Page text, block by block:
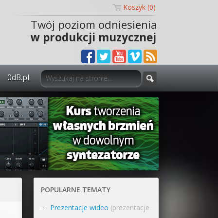
Koszyk (0)
Twój poziom odniesienia
w produkcji muzycznej
0dB.pl
0dB.pl - informacje
Newsletter
Materiały dla mediów
Archiwum aktualności
POPULARNE TEMATY
Prezentacje wideo (prezentacje